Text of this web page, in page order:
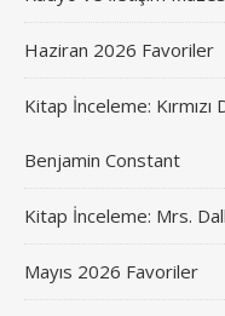
Haziran 2026 Favoriler
Kitap İnceleme:
Benjamin Constant
Kitap İnceleme: Mrs.
Mayıs 2026 Favoriler